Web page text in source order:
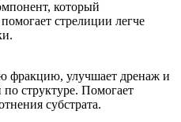
который
стрелиции легче
фракцию, улучшает дренаж и
по структуре. Помогает
субстрата.